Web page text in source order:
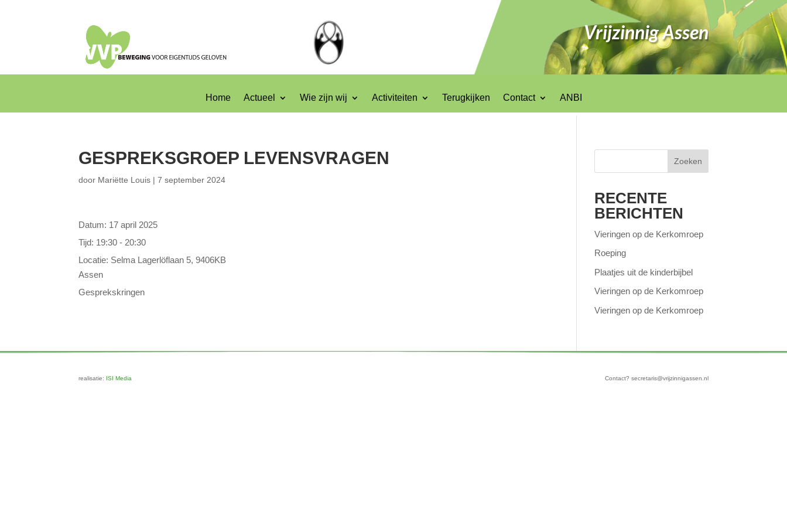
Vrijzinnig Assen
Home Actueel Wie zijn wij Activiteiten Terugkijken Contact ANBI
GESPREKSGROEP LEVENSVRAGEN
door Mariëtte Louis |7 september 2024
Datum: 17 april 2025
Tijd: 19:30 - 20:30
Locatie: Selma Lagerlöflaan 5, 9406KB
Assen
Gesprekskringen
Zoeken
RECENTE
BERICHTEN
Vieringen op de Kerkomroep
Roeping
Plaatjes uit de kinderbijbel
Vieringen op de Kerkomroep
Vieringen op de Kerkomroep
realisatie: ISI Media Contact? secretaris@vrijzinnigassen.nl